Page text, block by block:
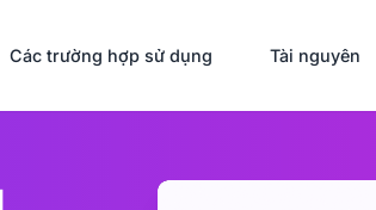
Các trường hợp sử dụng Tài nguyên